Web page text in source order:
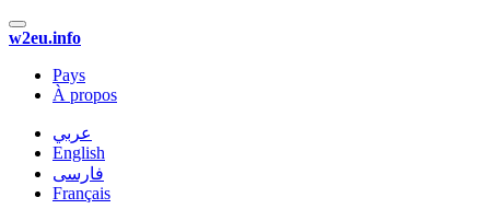
w2eu.info
Pays
À propos
عربي
English
فارسی
Français